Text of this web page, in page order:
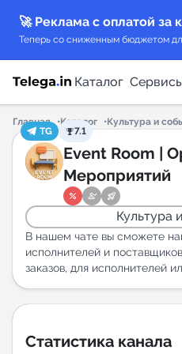
🚀 Реклама с оплатой
Теперь со сниженным бюджетом
Каталог
Каталог каналов
Каталог ботов
Горящие
Индекс читаемости
New
New
Главная Каталог Культура и
TG
7.1
Event Room |
Мероприятий
Культура
В нашем чате вы сможете
исполнителей и
заказов, для исполнителей
Статистика канала